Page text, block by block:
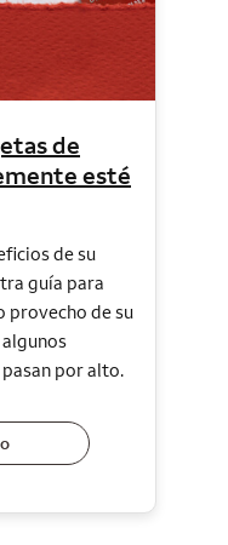
de
esté
de su
guía para
provecho de su
por alto.